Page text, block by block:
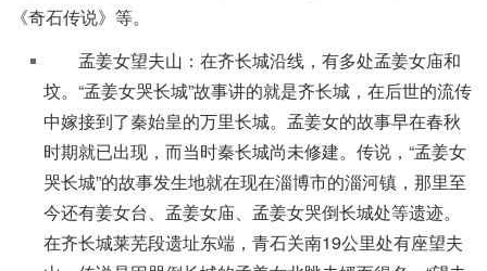
《奇石传说》等。
孟姜女望夫山：在齐长城沿线，有多处孟姜女庙和
坟。“孟姜女哭长城”故事讲的就是齐长城，在后世的流传
中嫁接到了秦始皇的万里长城。孟姜女的故事早在春秋
时期就已出现，而当时秦长城尚未修建。传说，“孟姜女
哭长城”的故事发生地就在现在淄博市的淄河镇，那里至
今还有姜女台、孟姜女庙、孟姜女哭倒长城处等遗迹。
在齐长城莱芜段遗址东端，青石关南19公里处有座望夫